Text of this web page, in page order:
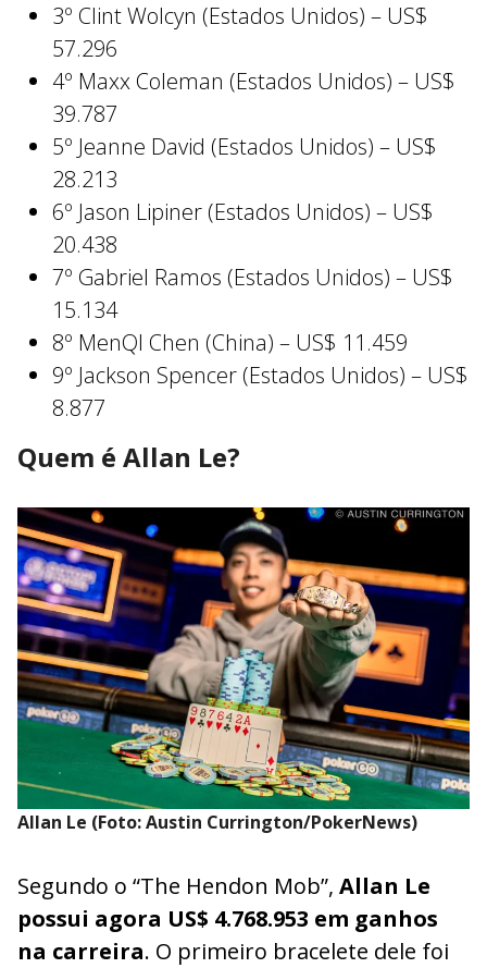
3º Clint Wolcyn (Estados Unidos) – US$
57.296
4º Maxx Coleman (Estados Unidos) – US$
39.787
5º Jeanne David (Estados Unidos) – US$
28.213
6º Jason Lipiner (Estados Unidos) – US$
20.438
7º Gabriel Ramos (Estados Unidos) – US$
15.134
8º MenQI Chen (China) – US$ 11.459
9º Jackson Spencer (Estados Unidos) – US$
8.877
Quem é Allan Le?
Allan Le (Foto: Austin Currington/PokerNews)
Segundo o “The Hendon Mob”, Allan Le
possui agora US$ 4.768.953 em ganhos
na carreira. O primeiro bracelete dele foi